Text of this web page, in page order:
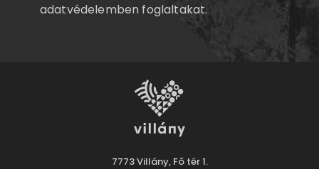
adatvédelemben foglaltakat.
7773 Villány, Fő tér 1.